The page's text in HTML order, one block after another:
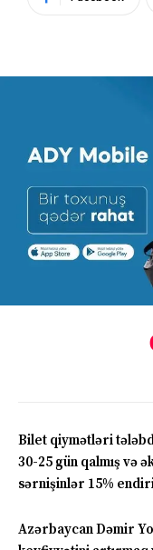
Bilet qiymətləri
30-25 gün qalmış və
sərnişinlər 15%
Azərbaycan Dəmir